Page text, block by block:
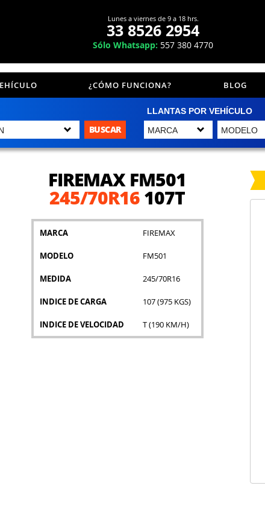
Lunes a viernes de 9 a 18 hrs.
33 8526 2954
Sólo Whatsapp: 557 380 4770
¿CÓMO FUNCIONA? BLOG
BUSCAR
LLANTAS POR VEHÍCULO
FIREMAX FM501
245/70R16107T
MARCA FIREMAX
MODELO FM501
MEDIDA 245/70R16
INDICE DE CARGA 107 (975 KGS)
INDICE DE VELOCIDAD T (190 KM/H)